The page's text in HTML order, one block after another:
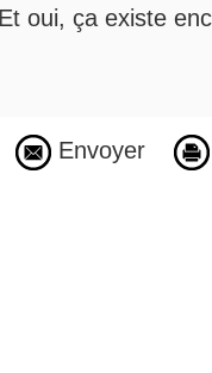
oui, ça existe
Envoyer